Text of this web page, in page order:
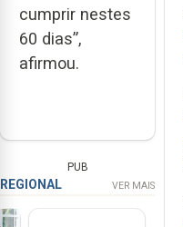
cumprir nestes
60 dias”,
afirmou.
PUB
REGIONAL VER MAIS